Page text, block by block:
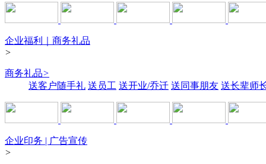
企业福利｜商务礼品
>
商务礼品>
送客户随手礼 送员工 送开业/乔迁 送同事朋友 送长辈师
企业印务 | 广告宣传
>